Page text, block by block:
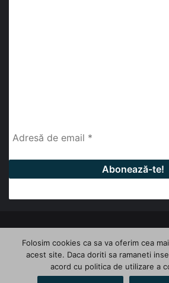
Facebook
Folosim cookies ca sa va oferim cea
acest site. Daca doriti sa ramaneti
acord cu politica de utilizare a